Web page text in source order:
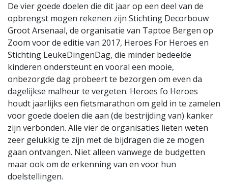
De vier goede doelen die dit jaar op een deel van de
opbrengst mogen rekenen zijn Stichting Decorbouw
Groot Arsenaal, de organisatie van Taptoe Bergen op
Zoom voor de editie van 2017, Heroes For Heroes en
Stichting LeukeDingenDag, die minder bedeelde
kinderen ondersteunt en vooral een mooie,
onbezorgde dag probeert te bezorgen om even da
dagelijkse malheur te vergeten. Heroes fo Heroes
houdt jaarlijks een fietsmarathon om geld in te zamelen
voor goede doelen die aan (de bestrijding van) kanker
zijn verbonden. Alle vier de organisaties lieten weten
zeer gelukkig te zijn met de bijdragen die ze mogen
gaan ontvangen. Niet alleen vanwege de budgetten
maar ook om de erkenning van en voor hun
doelstellingen.